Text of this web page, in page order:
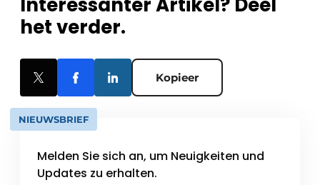
het verder.
Kopieer
NIEUWSBRIEF
Melden Sie sich an, um Neuigkeiten und
Updates zu erhalten.